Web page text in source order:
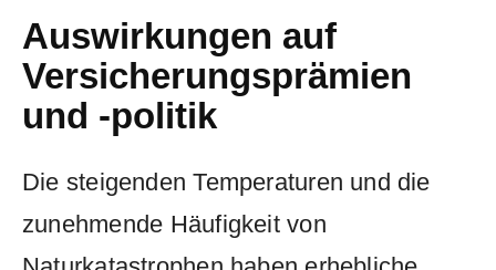
Auswirkungen ⁣auf​
Versicherungsprämien
und -politik
Die ‌steigenden Temperaturen und die​
zunehmende ⁤Häufigkeit von